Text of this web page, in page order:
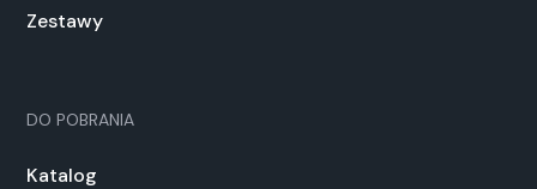
Zestawy
DO POBRANIA
Katalog